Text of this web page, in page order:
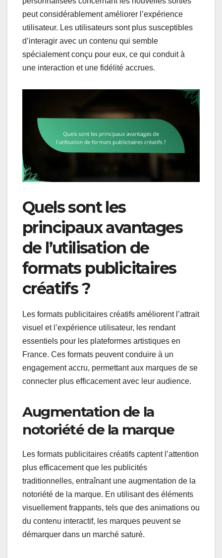
peut considérablement améliorer l’expérience
utilisateur. Les utilisateurs sont plus susceptibles
d’interagir avec un contenu qui semble
spécialement conçu pour eux, ce qui conduit à
une interaction et une fidélité accrues.
Quels sont les
principaux avantages
de l’utilisation de
formats publicitaires
créatifs ?
Les formats publicitaires créatifs améliorent l’attrait
visuel et l’expérience utilisateur, les rendant
essentiels pour les plateformes artistiques en
France. Ces formats peuvent conduire à un
engagement accru, permettant aux marques de se
connecter plus efficacement avec leur audience.
Augmentation de la
notoriété de la marque
Les formats publicitaires créatifs captent l’attention
plus efficacement que les publicités
traditionnelles, entraînant une augmentation de la
notoriété de la marque. En utilisant des éléments
visuellement frappants, tels que des animations ou
du contenu interactif, les marques peuvent se
démarquer dans un marché saturé.